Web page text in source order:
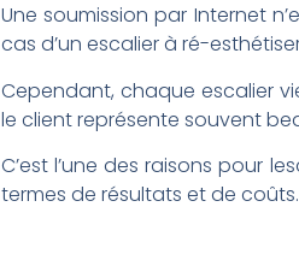
Une soumission par Internet
cas d’un escalier à ré-
Cependant, chaque escalier
le client représente souvent
C’est l’une des raisons pour
termes de résultats et de coûts.